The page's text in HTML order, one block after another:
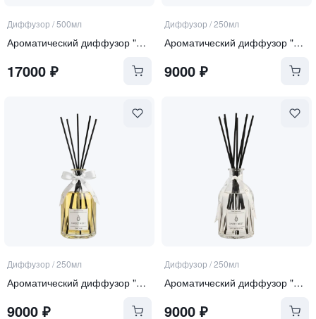
Диффузор /500мл
Ароматический диффузор "Soft Linen & Cotton"
17000 ₽
Диффузор /250мл
Ароматический диффузор "Sea Salt and Orchid"
9000₽
Диффузор /250мл
Ароматический диффузор "Tonka and Oud"
9000 ₽
Диффузор /250мл
Ароматический диффузор "Soft Linen & Cotton"
9000₽